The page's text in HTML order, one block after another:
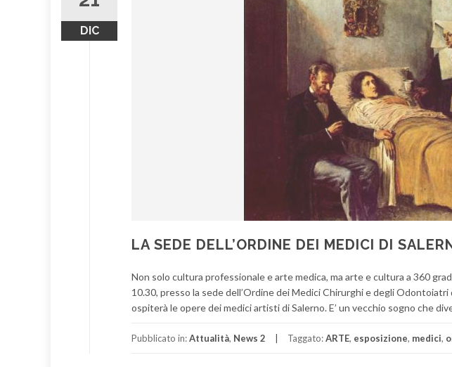
DIC
LA SEDE DELL’ORDINE DEI MEDICI DI
Non solo cultura professionale e arte medica, ma arte e cultura a 360
10.30, presso la sede dell’Ordine dei Medici Chirurghi e degli Odontoiatri
ospiterà le opere dei medici artisti di Salerno. E’ un vecchio sogno che
Pubblicato in:Attualità, News 2 Taggato:ARTE, esposizione, medici,